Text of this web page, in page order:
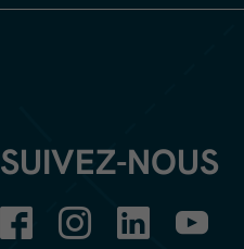
SUIVEZ-NOUS